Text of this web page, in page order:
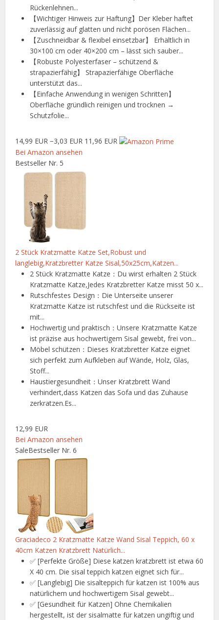
Rückenlehnen...
【Wichtiger Hinweis zur Haftung】Der Kleber haftet
zuverlässig auf glatten und nicht porösen Flächen...
【Zuschneidbar & flexibel einsetzbar】 Erhältlich in
30×100 cm oder 40×200 cm – lässt sich sauber...
【Robuste Polyesterfaser – schützend &
strapazierfähig】 Strapazierfähige Oberfläche
unterstützt das...
【Einfache Anwendung in wenigen Schritten】
Oberfläche gründlich reinigen und trocknen →
Schutzfolie...
14,99 EUR −3,03 EUR 11,96 EUR
Bei Amazon ansehen
Bestseller Nr. 5
2 Stück Kratzmatte Katze Set,Robust und
langlebig,Kratzbretter Katze Sisal,50x25cm,Katzen...
2 Stück Kratzmatte Katze：Du wirst erhalten 2 Stück
Kratzmatte Katze,Jedes Kratzbretter Katze misst 50 x...
Rutschfestes Design：Die Unterseite unserer
Kratzmatte Katze ist rutschfest und die Rückseite ist
mit...
Hochwertig und praktisch：Unsere Kratzmatte Katze
ist präzise aus hochwertigem Sisal gewebt, frei von...
Möbel schützen：Dieses Kratzbretter Katze eignet
sich perfekt zum Aufkleben auf Wände, Holz, Glas,
Stoff...
Haustiergesundheit：Unser Kratzbrett Wand
verhindert,dass Katzen das Sofa und das Zuhause
zerkratzen.Es...
12,99 EUR
Bei Amazon ansehen
SaleBestseller Nr. 6
Graciadeco 2 Kratzmatte Katze Wand Sisal Teppich, 60 x
40cm Katzen Kratzbrett Natürlich...
✅ [Perfekte Größe] Diese katzen kratzbrett ist etwa 60
X 40 cm. Die sisal teppich katzen eignet sich für...
✅ [Langlebig] Die sisalteppich für katzen ist 100% aus
natürlichem und hochwertigem Sisal gewebt...
✅ [Gesundheit für Katzen] Ohne Chemikalien
hergestellt, ist der sisalmatte für katzen ungiftig und